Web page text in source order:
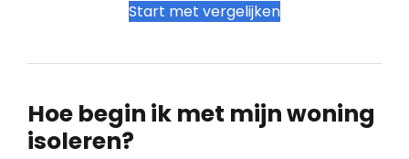
Start met vergelijken
Hoe begin ik met mijn woning
isoleren?